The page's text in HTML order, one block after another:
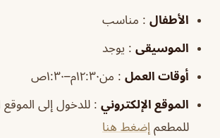
الأطفال : مناسب
الموسيقى : يوجد
أوقات العمل : من١٢:٣٠م–١:٣٠ص
الموقع الإلكتروني : للدخول إلى الموقع
للمطعم إضغط هنا